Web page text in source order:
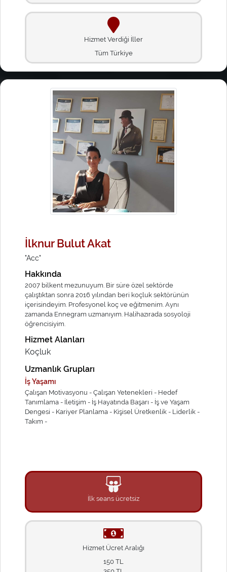
Hizmet Verdiği İller
Tüm Türkiye
İlknur Bulut Akat
"Acc"
Hakkında
2007 bilkent mezunuyum. Bir süre özel sektörde
çalıştıktan sonra 2016 yılından beri koçluk sektörünün
içerisindeyim. Profesyonel koç ve eğitmenim. Aynı
zamanda Ennegram uzmanıyım. Halihazırada sosyoloji
öğrencisiyim.
Hizmet Alanları
Koçluk
Uzmanlık Grupları
İş Yaşamı
Çalışan Motivasyonu - Çalışan Yetenekleri - Hedef
Tanımlama - İletişim - İş Hayatında Başarı - İş ve Yaşam
Dengesi - Kariyer Planlama - Kişisel Üretkenlik - Liderlik -
Takım -
İlk seans ücretsiz
Hizmet Ücret Aralığı
150 TL